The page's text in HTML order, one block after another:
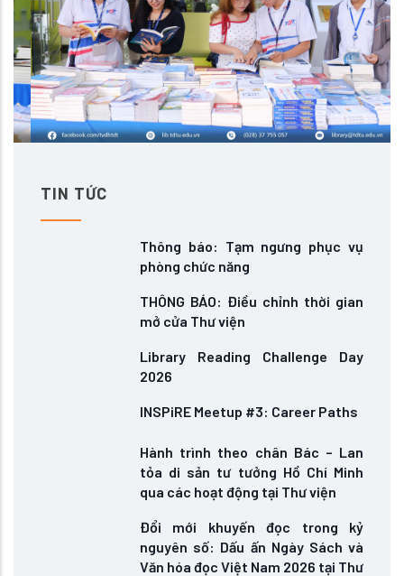
TIN TỨC
Thông báo: Tạm ngưng phục vụ
phòng chức năng
THÔNG BÁO: Điều chỉnh thời gian
mở cửa Thư viện
Library Reading Challenge Day
2026
INSPiRE Meetup #3: Career Paths
Hành trình theo chân Bác – Lan
tỏa di sản tư tưởng Hồ Chí Minh
qua các hoạt động tại Thư viện
Đổi mới khuyến đọc trong kỷ
nguyên số: Dấu ấn Ngày Sách và
Văn hóa đọc Việt Nam 2026 tại Thư